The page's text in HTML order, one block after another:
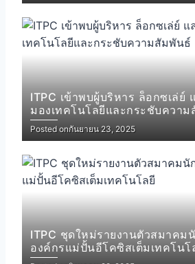
ITPC เข้าพบผู้บริหาร ล็อกซเล่ย์
มองเทคโนโลยีและกระชับควา
Posted onกันยายน 23, 2025
ITPC ชุดใหม่รายงานตัวสมาคม
องค์กรแม่ปั้นอีโคซิสเต็มเทคโนโ